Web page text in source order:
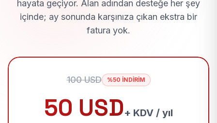
hayata geçiyor. Alan adından desteğe her şey
içinde; ay sonunda karşınıza çıkan ekstra bir
fatura yok.
100 USD %50 İNDİRİM
50 USD+ KDV / yıl